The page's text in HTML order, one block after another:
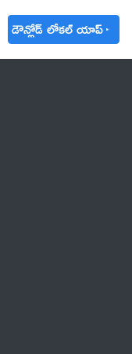
డౌన్లోడ్ లోకల్ యాప్